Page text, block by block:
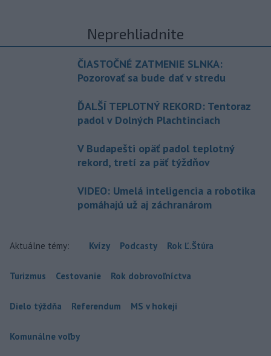
Neprehliadnite
ČIASTOČNÉ ZATMENIE SLNKA:
Pozorovať sa bude dať v stredu
ĎALŠÍ TEPLOTNÝ REKORD: Tentoraz
padol v Dolných Plachtinciach
V Budapešti opäť padol teplotný
rekord, tretí za päť týždňov
VIDEO: Umelá inteligencia a robotika
pomáhajú už aj záchranárom
Aktuálne témy: Kvízy Podcasty Rok Ľ.Štúra
Turizmus Cestovanie Rok dobrovoľníctva
Dielo týždňa Referendum MS v hokeji
Komunálne voľby